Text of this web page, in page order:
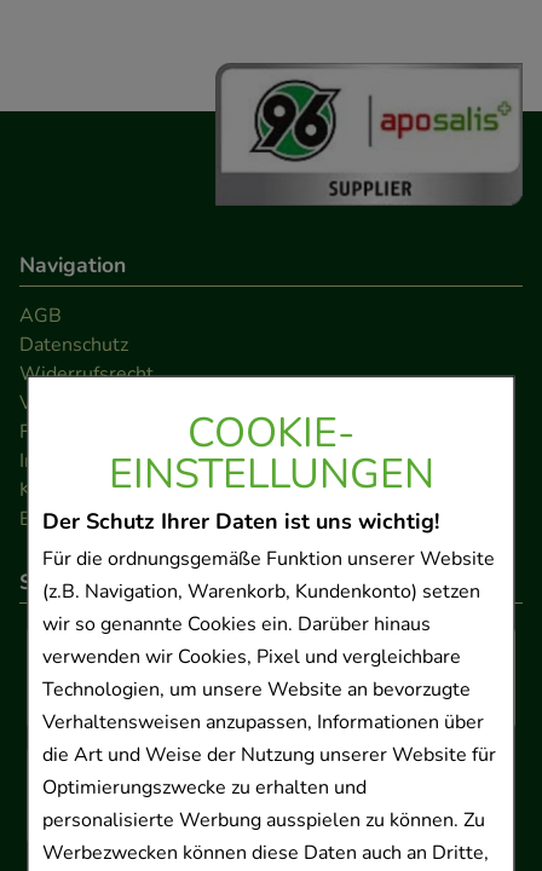
COOKIE-
EINSTELLUNGEN
Der Schutz Ihrer Daten ist uns wichtig!
Für die ordnungsgemäße Funktion unserer Website
(z.B. Navigation, Warenkorb, Kundenkonto) setzen
wir so genannte Cookies ein. Darüber hinaus
verwenden wir Cookies, Pixel und vergleichbare
Technologien, um unsere Website an bevorzugte
Verhaltensweisen anzupassen, Informationen über
die Art und Weise der Nutzung unserer Website für
Optimierungszwecke zu erhalten und
personalisierte Werbung ausspielen zu können. Zu
Werbezwecken können diese Daten auch an Dritte,
Navigation
AGB
Datenschutz
Widerrufsrecht
Versandkosten
FAQ
Impressum
Kontakt
Barrierefreiheitserklärung
So können Sie bezahlen